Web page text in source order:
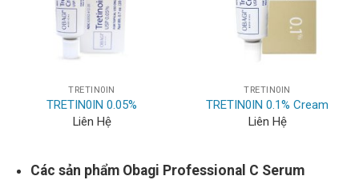
TRETIN0IN
TRETIN0IN 0.05%
Liên Hệ
TRETIN0IN
TRETIN0IN 0.1% Cream
Liên Hệ
Các sản phẩm Obagi Professional C Serum